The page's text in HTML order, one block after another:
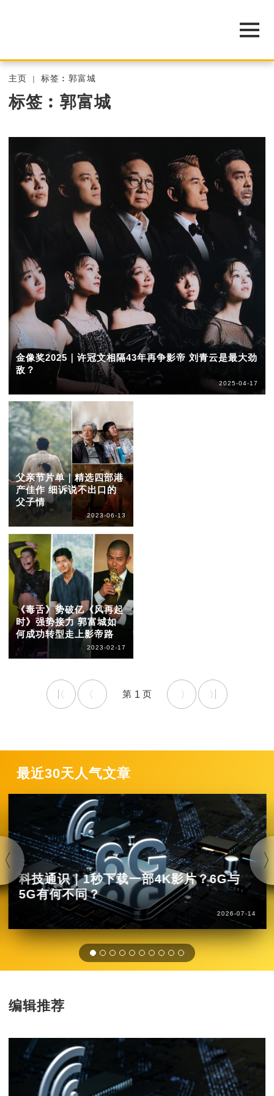
主页 标签︰郭富城
标签︰郭富城
金像奖2025｜许冠文相隔43年再争影帝 刘青云是最大劲
敌？
2025-04-17
父亲节片单｜精选四部港
产佳作 细诉说不出口的
父子情
2023-06-13
《毒舌》势破亿《风再起
时》强势接力 郭富城如
何成功转型走上影帝路
2023-02-17
1
最近30天人气文章
科技通识｜1秒下载一部4K影片？6G与
5G有何不同？
2026-07-14
编辑推荐